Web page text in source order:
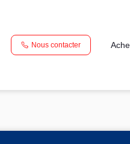
Nous contacter